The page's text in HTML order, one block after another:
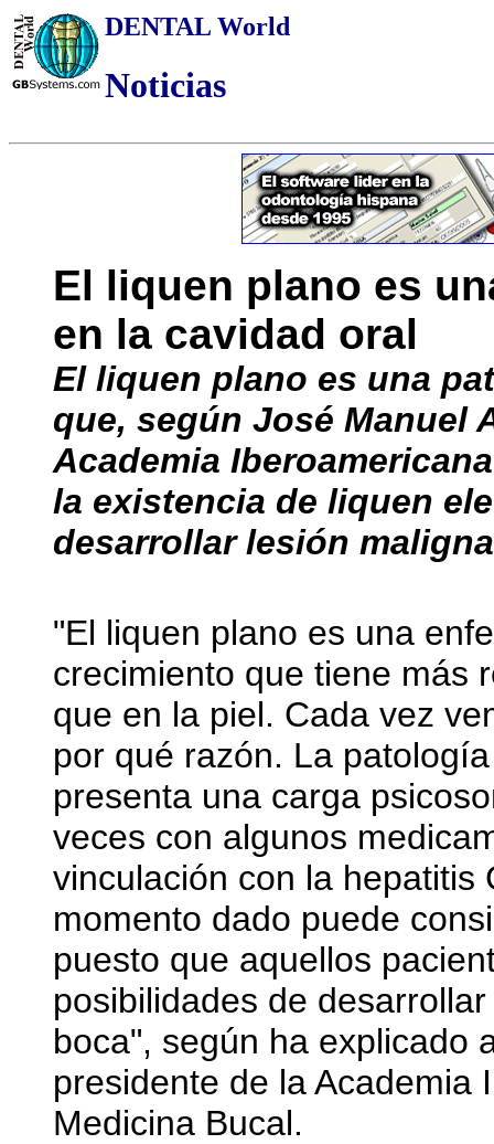
DENTAL World
Noticias
El liquen plano es
en la cavidad oral
El liquen plano es una
que, según José Manuel
Academia
la existencia de liquen
desarrollar lesión
"El liquen plano es una
crecimiento que tiene más
que en la piel. Cada vez
por qué razón. La
presenta una carga
veces con algunos
vinculación con la hepatitis
momento dado puede
puesto que aquellos
posibilidades de
boca", según ha explicado
presidente de la Academia
Medicina Bucal.